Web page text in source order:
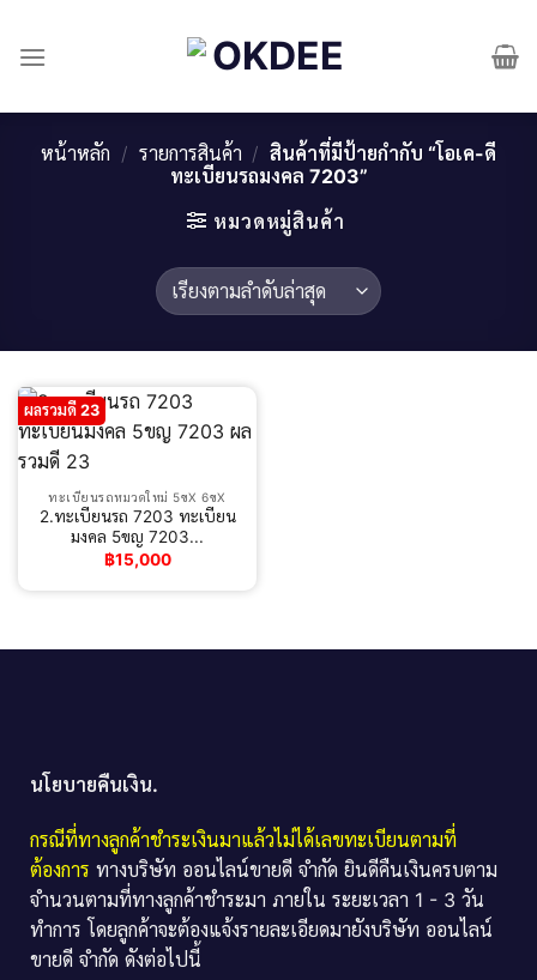
content
หน้าหลัก / รายการสินค้า / สินค้าที่มีป้ายกำกับ “โอเค-ดี
ทะเบียนรถมงคล 7203”
หมวดหมู่สินค้า
ผลรวมดี 23
ทะเบียนรถหมวดใหม่ 5ขX 6ขX
2.ทะเบียนรถ 7203 ทะเบียน
มงคล 5ขญ 7203...
฿15,000
นโยบายคืนเงิน.
กรณีที่ทางลูกค้าชำระเงินมาแล้วไม่ได้เลขทะเบียนตามที่
ต้องการ ทางบริษัท ออนไลน์ขายดี จำกัด ยินดีคืนเงินครบตาม
จำนวนตามที่ทางลูกค้าชำระมา ภายใน ระยะเวลา 1 - 3 วัน
ทำการ โดยลูกค้าจะต้องแจ้งรายละเอียดมายังบริษัท ออนไลน์
ขายดี จำกัด ดังต่อไปนี้